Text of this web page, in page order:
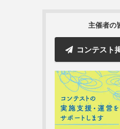
主催者の
コンテスト